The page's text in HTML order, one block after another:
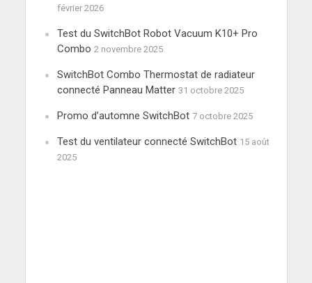
février 2026
Test du SwitchBot Robot Vacuum K10+ Pro
Combo 2 novembre 2025
SwitchBot Combo Thermostat de radiateur
connecté Panneau Matter 31 octobre 2025
Promo d’automne SwitchBot 7 octobre 2025
Test du ventilateur connecté SwitchBot 15 août
2025